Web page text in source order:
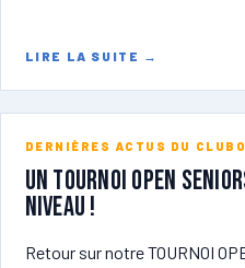
LIRE LA SUITE →
DERNIÈRES ACTUS DU CLUB
Un tournoi open
niveau !
Retour sur notre TOURNOI